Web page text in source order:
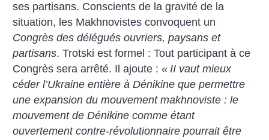
ses partisans. Conscients de la gravité de la
situation, les Makhnovistes convoquent un
Congrès des délégués ouvriers, paysans et
partisans. Trotski est formel : Tout participant à ce
Congrès sera arrêté. Il ajoute :« II vaut mieux
céder l’Ukraine entière à Dénikine que permettre
une expansion du mouvement makhnoviste : le
mouvement de Dénikine comme étant
ouvertement contre-révolutionnaire pourrait être